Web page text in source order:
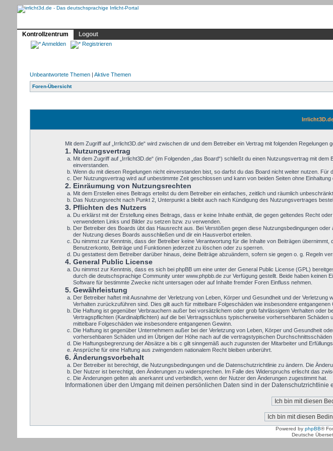
Kontrollzentrum
Logout
Anmelden Registrieren
Unbeantwortete Themen| Aktive Themen
Foren-Übersicht
Mit dem Zugriff auf „Irrlicht3D.de“ wird zwischen dir und dem Betreiber ein Vertrag mit folgenden Regelungen
1. Nutzungsvertrag
Mit dem Zugriff auf „Irrlicht3D.de“ (im Folgenden „das Board“) schließt du einen Nutzungsvertrag mit
einverstanden.
Wenn du mit diesen Regelungen nicht einverstanden bist, so darfst du das Board nicht weiter nutzen.
Der Nutzungsvertrag wird auf unbestimmte Zeit geschlossen und kann von beiden Seiten ohne
2. Einräumung von Nutzungsrechten
Mit dem Erstellen eines Beitrags erteilst du dem Betreiber ein einfaches, zeitlich und räumlich
Das Nutzungsrecht nach Punkt 2, Unterpunkt a bleibt auch nach Kündigung des Nutzungsvertrages
3. Pflichten des Nutzers
Du erklärst mit der Erstellung eines Beitrags, dass er keine Inhalte enthält, die gegen geltendes Recht
verwendeten Links und Bilder zu setzen bzw. zu verwenden.
Der Betreiber des Boards übt das Hausrecht aus. Bei Verstößen gegen diese Nutzungsbedingungen
der Nutzung dieses Boards ausschließen und dir ein Hausverbot erteilen.
Du nimmst zur Kenntnis, dass der Betreiber keine Verantwortung für die Inhalte von Beiträgen
Benutzerkonto, Beiträge und Funktionen jederzeit zu löschen oder zu sperren.
Du gestattest dem Betreiber darüber hinaus, deine Beiträge abzuändern, sofern sie gegen o. g. Regeln
4. General Public License
Du nimmst zur Kenntnis, dass es sich bei phpBB um eine unter der General Public License (GPL)
durch die deutschsprachige Community unter www.phpbb.de zur Verfügung gestellt. Beide haben
Software für bestimmte Zwecke nicht untersagen oder auf Inhalte fremder Foren Einfluss nehmen.
5. Gewährleistung
Der Betreiber haftet mit Ausnahme der Verletzung von Leben, Körper und Gesundheit und der
Verhalten zurückzuführen sind. Dies gilt auch für mittelbare Folgeschäden wie insbesondere entgangenen
Die Haftung ist gegenüber Verbrauchern außer bei vorsätzlichem oder grob fahrlässigem Verhalten
Vertragspflichten (Kardinalpflichten) auf die bei Vertragsschluss typischerweise vorhersehbaren
mittelbare Folgeschäden wie insbesondere entgangenen Gewinn.
Die Haftung ist gegenüber Unternehmern außer bei der Verletzung von Leben, Körper und Gesundheit
vorhersehbaren Schäden und im Übrigen der Höhe nach auf die vertragstypischen
Die Haftungsbegrenzung der Absätze a bis c gilt sinngemäß auch zugunsten der Mitarbeiter und
Ansprüche für eine Haftung aus zwingendem nationalem Recht bleiben unberührt.
6. Änderungsvorbehalt
Der Betreiber ist berechtigt, die Nutzungsbedingungen und die Datenschutzrichtlinie zu ändern. Die
Der Nutzer ist berechtigt, den Änderungen zu widersprechen. Im Falle des Widerspruchs erlischt das
Die Änderungen gelten als anerkannt und verbindlich, wenn der Nutzer den Änderungen zugestimmt hat.
Informationen über den Umgang mit deinen persönlichen Daten sind in der Datenschutzrichtlinie
Powered by phpBB®
Deutsche